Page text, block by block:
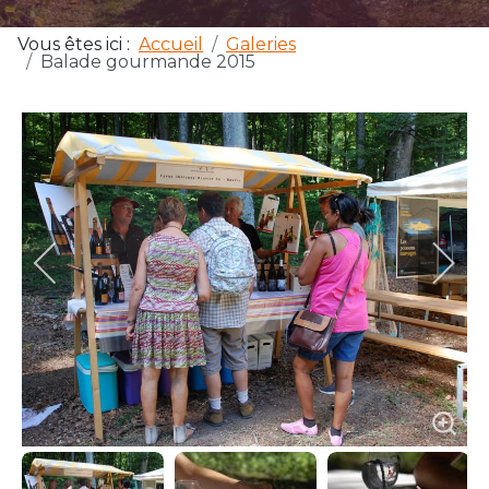
Vous êtes ici : Accueil
Galeries
Balade gourmande 2015